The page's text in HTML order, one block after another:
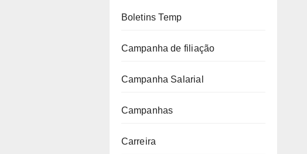
Boletins Temp
Campanha de filiação
Campanha Salarial
Campanhas
Carreira